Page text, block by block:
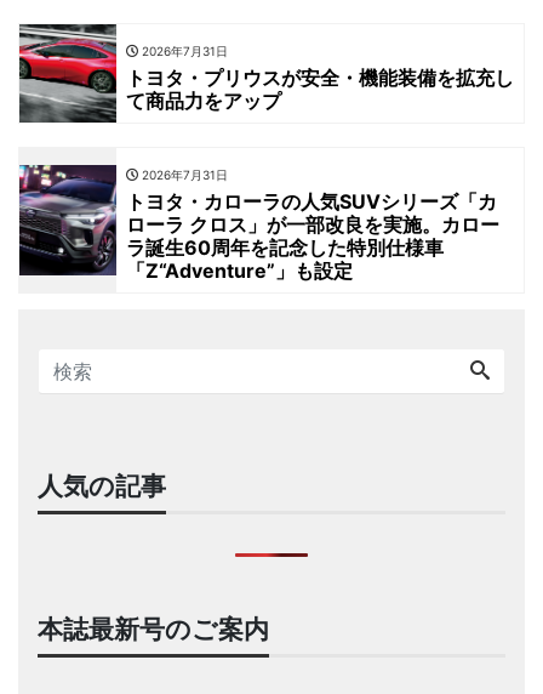
2026年7月31日
トヨタ・プリウスが安全・機能装備を拡充し
て商品力をアップ
2026年7月31日
トヨタ・カローラの人気SUVシリーズ「カ
ローラ クロス」が一部改良を実施。カロー
ラ誕生60周年を記念した特別仕様車
「Z“Adventure”」も設定
人気の記事
本誌最新号のご案内